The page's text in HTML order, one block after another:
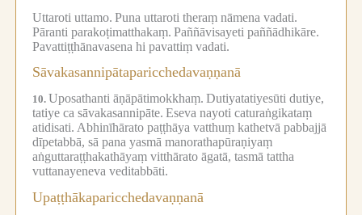
Uttaroti uttamo. Puna uttaroti theraṃ nāmena vadati.
Pāranti parakoṭimatthakaṃ. Paññāvisayeti paññādhikāre.
Pavattiṭṭhānavasena hi pavattiṃ vadati.
Sāvakasannipātaparicchedavaṇṇanā
10. Uposathanti āṇāpātimokkhaṃ. Dutiyatatiyesūti dutiye,
tatiye ca sāvakasannipāte. Eseva nayoti caturaṅgikataṃ
atidisati. Abhinīhārato paṭṭhāya vatthuṃ kathetvā pabbajjā
dīpetabbā, sā pana yasmā manorathapūraṇiyaṃ
aṅguttaraṭṭhakathāyaṃ vitthārato āgatā, tasmā tattha
vuttanayeneva veditabbāti.
Upaṭṭhākaparicchedavaṇṇanā